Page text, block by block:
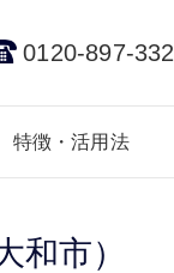
0120-897-332
特徴・活用法
市）